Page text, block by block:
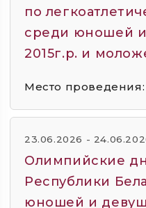
по
среди юношей и
2015г.р. и
Место проведения:
23.06.2026 -
Олимпийские
Республики
юношей и